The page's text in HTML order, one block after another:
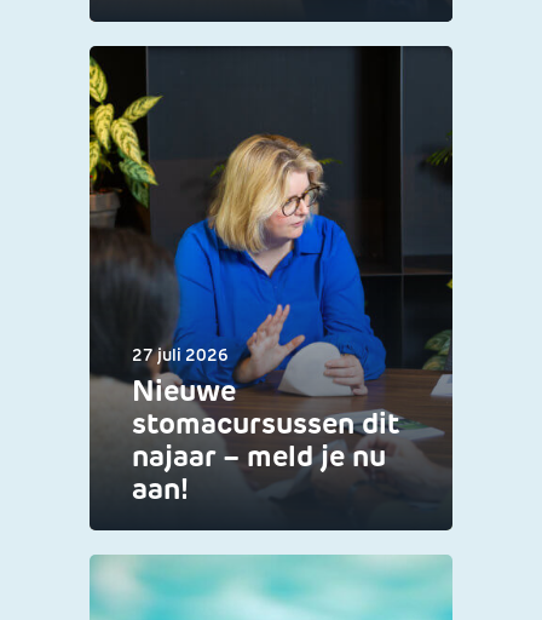
27 juli 2026
Nieuwe
stomacursussen dit
najaar – meld je nu
aan!